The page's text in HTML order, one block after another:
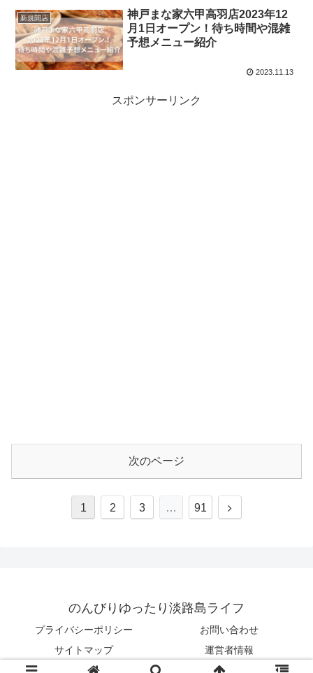
新規開店
神戸まな家六甲高羽店2023年12
月1日オープン！待ち時間や混雑
予想メニュー紹介
2023.11.13
スポンサーリンク
次のページ
1 2 3 … 91
のんびりゆったり淡路島ライフ
プライバシーポリシー
お問い合わせ
サイトマップ
運営者情報